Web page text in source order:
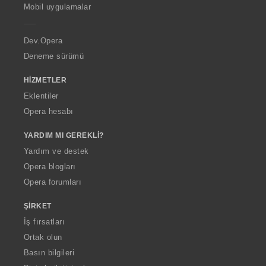
p
a
Mobil uygulamalar
Dev.Opera
Deneme sürümü
HIZMETLER
Eklentiler
Opera hesabı
YARDIM MI GEREKLI?
Yardım ve destek
Opera blogları
Opera forumları
ŞIRKET
İş fırsatları
Ortak olun
Basın bilgileri